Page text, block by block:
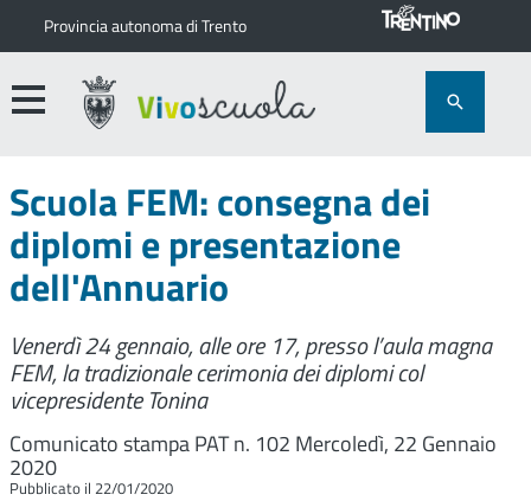
Provincia autonoma di Trento
Scuola FEM: consegna dei
diplomi e presentazione
dell'Annuario
Venerdì 24 gennaio, alle ore 17, presso l’aula magna
FEM, la tradizionale cerimonia dei diplomi col
vicepresidente Tonina
Comunicato stampa PAT n. 102 Mercoledì, 22 Gennaio
2020
Pubblicato il 22/01/2020